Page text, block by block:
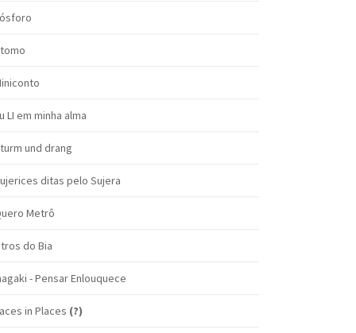
LI em minha alma
und drang
ditas pelo Sujera
Metrô
do Bia
- Pensar Enlouquece
in Places (?)